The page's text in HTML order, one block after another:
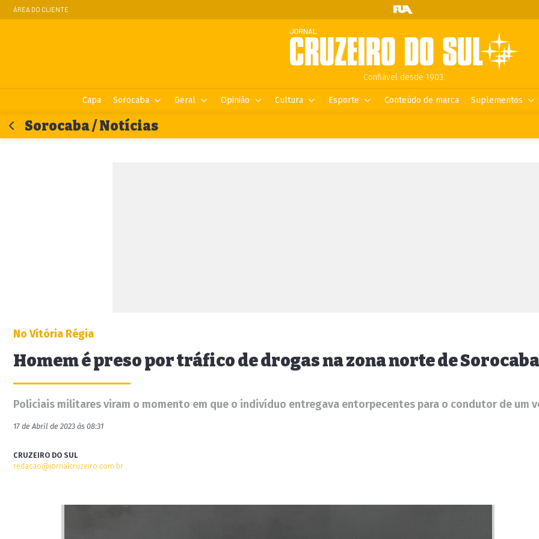
ÁREA DO CLIENTE
Confiável desde 1903.
Capa Sorocaba Geral Opinião Cultura Esporte Conteúdo de marca Suplementos
Sorocaba / Notícias
No Vitória Régia
Homem é preso por tráfico de drogas na zona norte de Sorocaba
Policiais militares viram o momento em que o indivíduo entregava entorpecentes para o condutor de um
17 de Abril de 2023 às 08:31
CRUZEIRO DO SUL
redacao@jornalcruzeiro.com.br